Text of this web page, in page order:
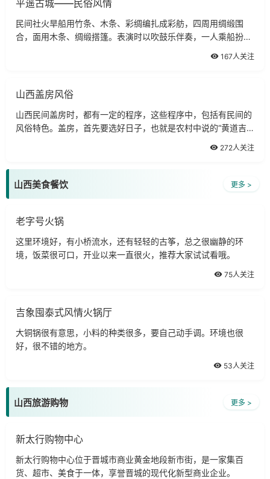
平遥古城——民俗风情
民间社火旱船用竹条、木条、彩绸编扎成彩舫，四周用绸缎围
合，面用木条、绸缎搭篷。表演时以吹鼓乐伴奏，一人乘船扮演
167人关注
山西盖房风俗
山西民间盖房时，都有一定的程序，这些程序中，包括有民间的
风俗特色。盖房，首先要选好日子，也就是农村中说的“黄道吉
272人关注
山西美食餐饮 更多 >
老字号火锅
这里环境好，有小桥流水，还有轻轻的古筝，总之很幽静的环
境，饭菜很可口，开业以来一直很火，推荐大家试试看哦。
75人关注
吉象囤泰式风情火锅厅
大铜锅很有意思，小料的种类很多，要自己动手调。环境也很
好，很不错的地方。
53人关注
山西旅游购物 更多 >
新太行购物中心
新太行购物中心位于晋城市商业黄金地段新市街，是一家集百
货、超市、美食于一体，享誉晋城的现代化新型商业企业。